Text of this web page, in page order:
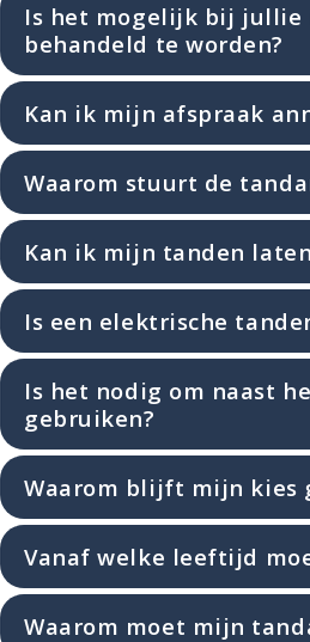
Is het mogelijk bij jullie
behandeld te worden?
Kan ik mijn afspraak
Waarom stuurt de
Kan ik mijn tanden
Is een elektrische
Is het nodig om naast
gebruiken?
Waarom blijft mijn kies
Vanaf welke leeftijd
Waarom moet mijn